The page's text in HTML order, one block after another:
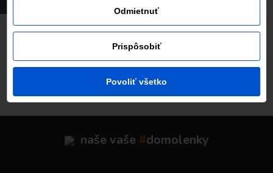
Najčítanejšie dnes
naše vaše #domolenky
Odmietnuť
Prispôsobiť
Povoliť všetko